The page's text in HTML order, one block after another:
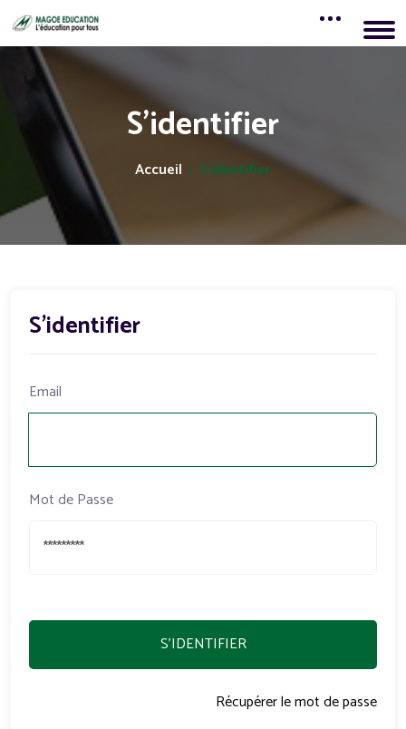
S'identifier
Accueil S'identifier
S'identifier
Email
Mot de Passe
S'IDENTIFIER
Récupérer le mot de passe